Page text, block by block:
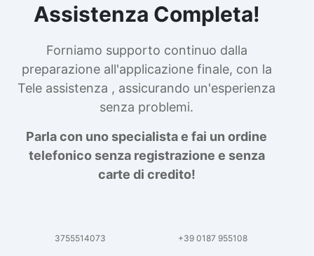
Assistenza Completa!
Forniamo supporto continuo dalla
preparazione all'applicazione finale, con la
Tele assistenza , assicurando un'esperienza
senza problemi.
Parla con uno specialista e fai un ordine
telefonico senza registrazione e senza
carte di credito!
3755514073 +39 0187 955108